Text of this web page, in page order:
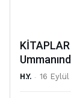
H.Y. - 16